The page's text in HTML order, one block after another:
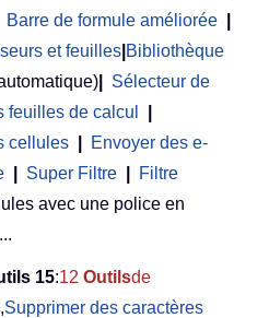
Barre de formule améliorée
et feuilles Bibliothèque
Sélecteur de
feuilles de calcul
cellules
Envoyer des e-
Super Filtre
Filtre
avec une police en
15:12 Outilsde
,Supprimer des caractères